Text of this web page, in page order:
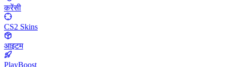
करेंसी
CS2 Skins
आइटम
PlayBoost